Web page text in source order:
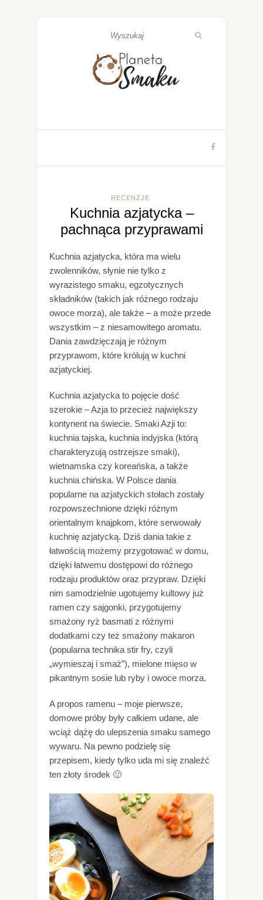
RECENZJE
Kuchnia azjatycka –
pachnąca przyprawami
Kuchnia azjatycka, która ma wielu
zwolenników, słynie nie tylko z
wyrazistego smaku, egzotycznych
składników (takich jak różnego rodzaju
owoce morza), ale także – a może przede
wszystkim – z niesamowitego aromatu.
Dania zawdzięczają je różnym
przyprawom, które królują w kuchni
azjatyckiej.
Kuchnia azjatycka to pojęcie dość
szerokie – Azja to przecież największy
kontynent na świecie. Smaki Azji to:
kuchnia tajska, kuchnia indyjska (którą
charakteryzują ostrzejsze smaki),
wietnamska czy koreańska, a także
kuchnia chińska. W Polsce dania
popularne na azjatyckich stołach zostały
rozpowszechnione dzięki różnym
orientalnym knajpkom, które serwowały
kuchnię azjatycką. Dziś dania takie z
łatwością możemy przygotować w domu,
dzięki łatwemu dostępowi do różnego
rodzaju produktów oraz przypraw. Dzięki
nim samodzielnie ugotujemy kultowy już
ramen czy sajgonki, przygotujemy
smażony ryż basmati z różnymi
dodatkami czy też smażony makaron
(popularna technika stir fry, czyli
„wymieszaj i smaż”), mielone mięso w
pikantnym sosie lub ryby i owoce morza.
A propos ramenu – moje pierwsze,
domowe próby były całkiem udane, ale
wciąż dążę do ulepszenia smaku samego
wywaru. Na pewno podzielę się
przepisem, kiedy tylko uda mi się znaleźć
ten złoty środek 🙂